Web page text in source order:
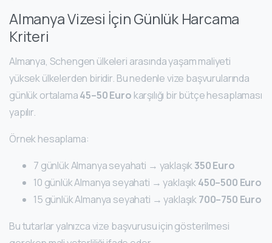
Almanya Vizesi İçin Günlük Harcama
Kriteri
Almanya, Schengen ülkeleri arasında yaşam maliyeti
yüksek ülkelerden biridir. Bu nedenle vize başvurularında
günlük ortalama45–50 Euro karşılığı bir bütçe hesaplaması
yapılır.
Örnek hesaplama:
7 günlük Almanya seyahati → yaklaşık350 Euro
10 günlük Almanya seyahati → yaklaşık450–500 Euro
15 günlük Almanya seyahati → yaklaşık700–750 Euro
Bu tutarlar yalnızca vize başvurusu için gösterilmesi